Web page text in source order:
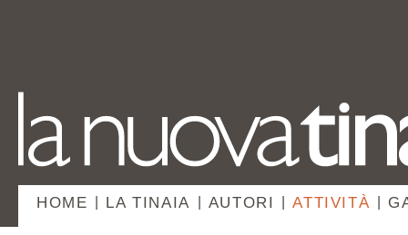
HOME LA TINAIA AUTORI ATTIVITÀ